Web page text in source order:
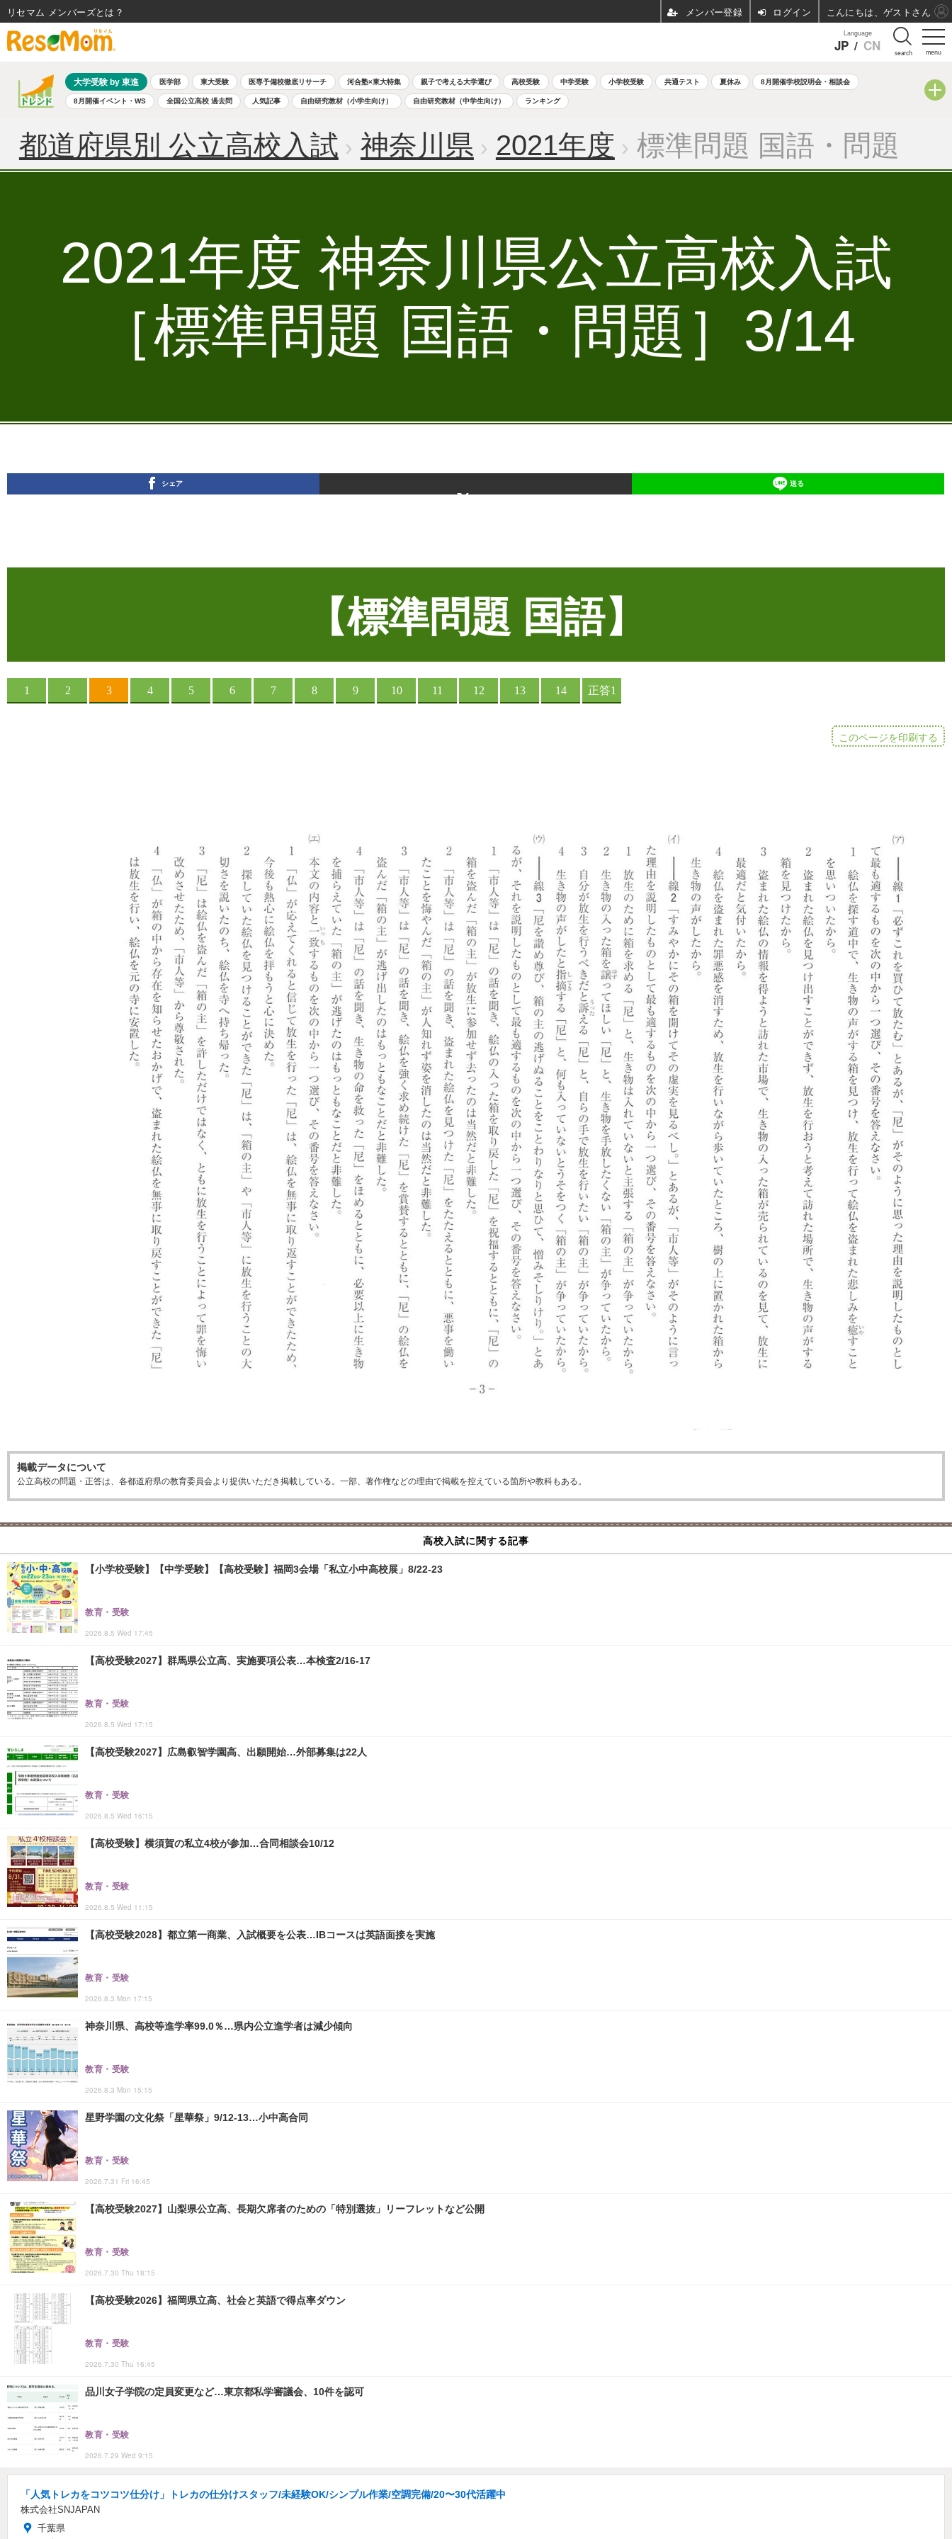
menu
Language
JP / CN search
大学受験 by 東進 医学部 東大受験 医専予備校徹底リサーチ 河合塾×東大特集 親子で考える大学選び 高校受験 中学受験 小学校受験 共通テスト 夏休み 8月開催学校説明会・相談会
8月開催イベント・WS 全国公立高校 過去問 人気記事 自由研究教材（小学生向け） 自由研究教材（中学生向け） ランキング
都道府県別 公立高校入試 神奈川県 2021年度 標準問題 国語・問題
2021年度 神奈川県公立高校入試
［標準問題 国語・問題］3/14
シェア 送る
【標準問題 国語】
このページを印刷する
掲載データについて
公立高校の問題・正答は、各都道府県の教育委員会より提供いただき掲載している。一部、著作権などの理由で掲載を控えている箇所や教科もある。
高校入試に関する記事
【小学校受験】【中学受験】【高校受験】福岡3会場「私立小中高校展」8/22-23
教育・受験
2026.8.5 Wed 17:45
【高校受験2027】群馬県公立高、実施要項公表…本検査2/16-17
教育・受験
2026.8.5 Wed 17:15
【高校受験2027】広島叡智学園高、出願開始…外部募集は22人
教育・受験
2026.8.5 Wed 16:15
【高校受験】横須賀の私立4校が参加…合同相談会10/12
教育・受験
2026.8.5 Wed 11:15
【高校受験2028】都立第一商業、入試概要を公表…IBコースは英語面接を実施
教育・受験
2026.8.3 Mon 17:15
神奈川県、高校等進学率99.0％…県内公立進学者は減少傾向
教育・受験
2026.8.3 Mon 15:15
星野学園の文化祭「星華祭」9/12-13…小中高合同
教育・受験
2026.7.31 Fri 16:45
【高校受験2027】山梨県公立高、長期欠席者のための「特別選抜」リーフレットなど公開
教育・受験
2026.7.30 Thu 18:15
【高校受験2026】福岡県立高、社会と英語で得点率ダウン
教育・受験
2026.7.30 Thu 16:45
品川女子学院の定員変更など…東京都私学審議会、10件を認可
教育・受験
2026.7.29 Wed 9:15
「人気トレカをコツコツ仕分け」トレカの仕分けスタッフ/未経験OK/シンプル作業/空調完備/20〜30代活躍中
株式会社SNJAPAN
千葉県
リセマム メンバーズ ログイン こんにちは、ゲストさん